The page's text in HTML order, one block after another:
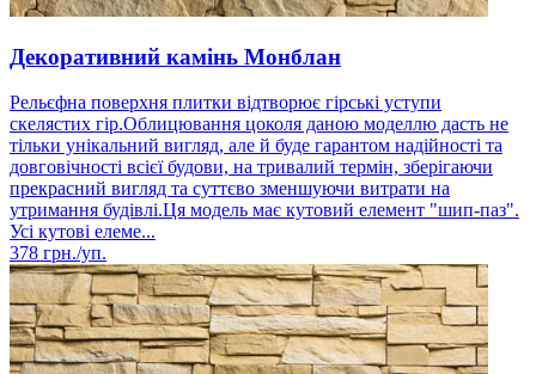
Декоративний камінь Монблан
Рельєфна поверхня плитки відтворює гірські уступи
скелястих гір.Облицювання цоколя даною моделлю дасть не
тільки унікальний вигляд, але й буде гарантом надійності та
довговічності всієї будови, на тривалий термін, зберігаючи
прекрасний вигляд та суттєво зменшуючи витрати на
утримання будівлі.Ця модель має кутовий елемент "шип-паз".
Усі кутові елеме...
378 грн./уп.